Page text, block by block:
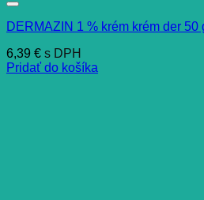
DERMAZIN 1 % krém krém der 50
6,39 € s DPH
Pridať do košíka